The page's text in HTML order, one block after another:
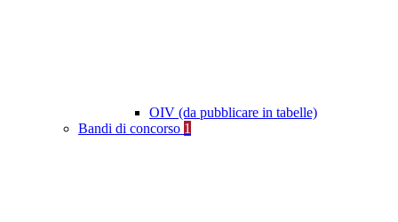
OIV (da pubblicare in tabelle)
Bandi di concorso 1